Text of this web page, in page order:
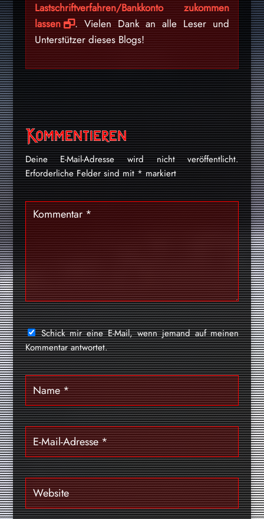
Lastschriftverfahren/Bankkonto zukommen
lassen
. Vielen Dank an alle Leser und
Unterstützer dieses Blogs!
Kommentieren
Deine E-Mail-Adresse wird nicht veröffentlicht.
Erforderliche Felder sind mit*markiert
Schick mir eine E-Mail, wenn jemand auf meinen
Kommentar antwortet.